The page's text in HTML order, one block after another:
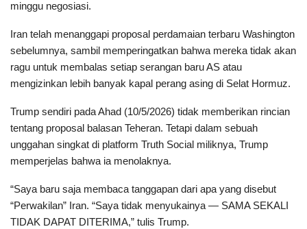
minggu negosiasi.
Iran telah menanggapi proposal perdamaian terbaru Washington
sebelumnya, sambil memperingatkan bahwa mereka tidak akan
ragu untuk membalas setiap serangan baru AS atau
mengizinkan lebih banyak kapal perang asing di Selat Hormuz.
Trump sendiri pada Ahad (10/5/2026) tidak memberikan rincian
tentang proposal balasan Teheran. Tetapi dalam sebuah
unggahan singkat di platform Truth Social miliknya, Trump
memperjelas bahwa ia menolaknya.
“Saya baru saja membaca tanggapan dari apa yang disebut
“Perwakilan” Iran. “Saya tidak menyukainya — SAMA SEKALI
TIDAK DAPAT DITERIMA,” tulis Trump.